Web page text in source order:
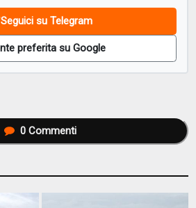
Seguici su Telegram
preferita su Google
0Commenti